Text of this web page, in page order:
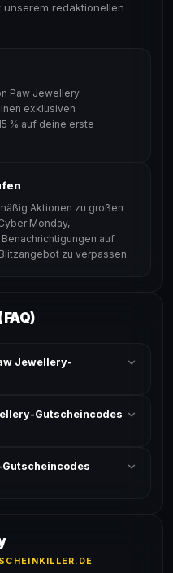
unserem redaktionellen
Paw Jewellery
exklusiven
% auf deine erste
Aktionen zu großen
Monday,
auf
zu verpassen.
Jewellery-
reduzierte Artikel
unter „Details".
Gutscheincodes
Codes ist meist
angezeigt.